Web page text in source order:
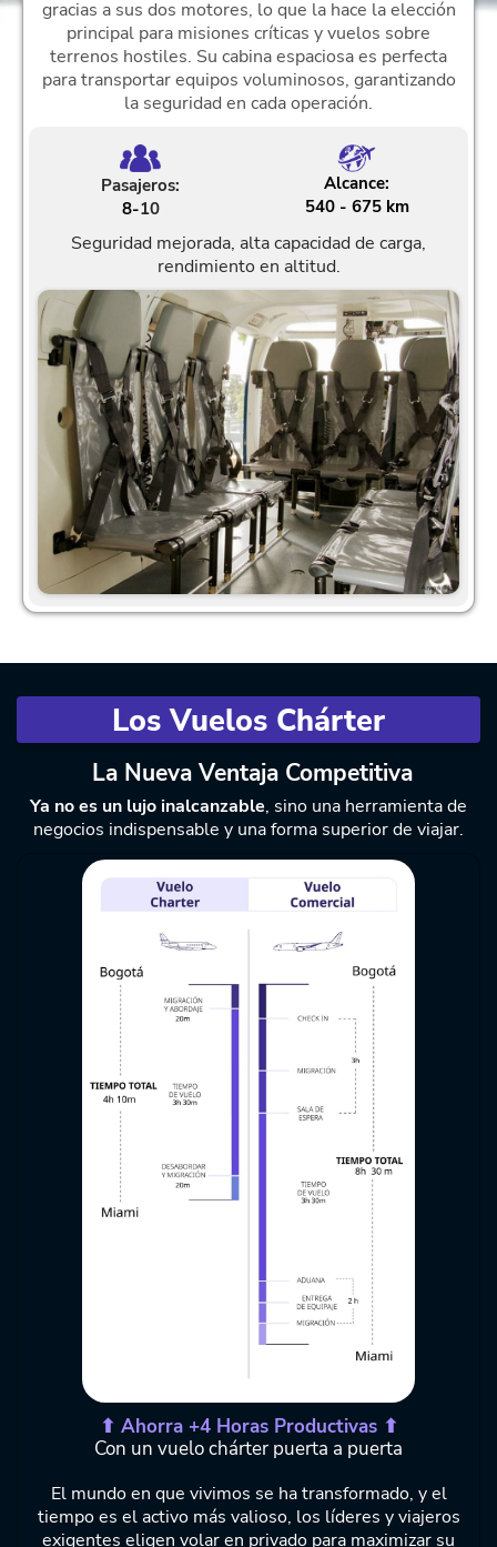
gracias a sus dos motores, lo que la hace la elección
principal para misiones críticas y vuelos sobre
terrenos hostiles. Su cabina espaciosa es perfecta
para transportar equipos voluminosos, garantizando
la seguridad en cada operación.
Pasajeros:
8-10
Alcance:
540 - 675 km
Seguridad mejorada, alta capacidad de carga,
rendimiento en altitud.
Los Vuelos Chárter
La Nueva Ventaja Competitiva
Ya no es un lujo inalcanzable, sino una herramienta de
negocios indispensable y una forma superior de viajar.
⬆ Ahorra +4 Horas Productivas ⬆
Con un vuelo chárter puerta a puerta
El mundo en que vivimos se ha transformado, y el
tiempo es el activo más valioso, los líderes y viajeros
exigentes eligen volar en privado para maximizar su